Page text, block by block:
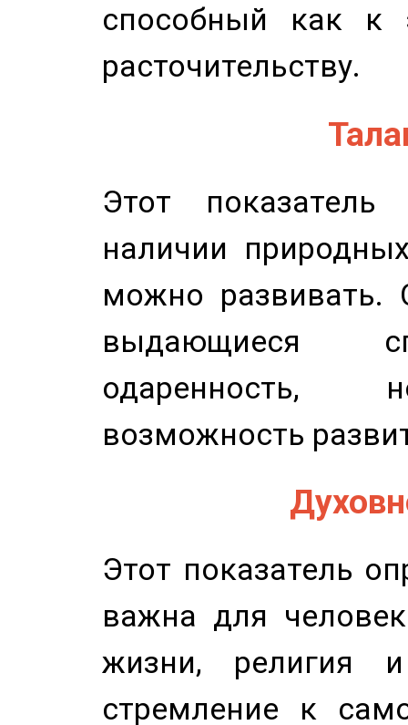
способный как к
расточительству.
Этот показатель
наличии
можно развивать.
выдающиеся
одаренность,
возможность
Этот показатель
важна для
жизни, религия
стремление к